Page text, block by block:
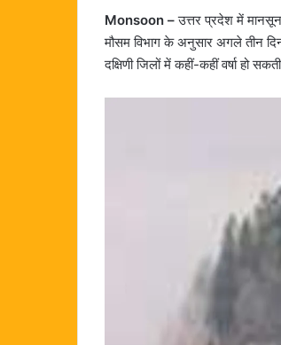
Monsoon –उत्तर प्रदेश में
मौसम विभाग के अनुसार अगले तीन
दक्षिणी जिलों में कहीं-कहीं वर्षा हो